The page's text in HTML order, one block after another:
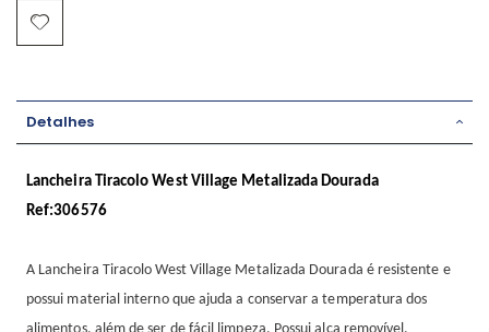
Detalhes
Lancheira Tiracolo West Village Metalizada Dourada
Ref:306576
A Lancheira Tiracolo West Village Metalizada Dourada é resistente e
possui material interno que ajuda a conservar a temperatura dos